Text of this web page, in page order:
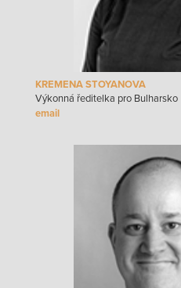
KREMENA STOYANOVA
Výkonná ředitelka pro Bulharsko